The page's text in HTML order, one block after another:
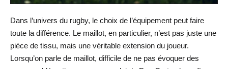
Dans l’univers du rugby, le choix de l’équipement peut faire
toute la différence. Le maillot, en particulier, n’est pas juste une
pièce de tissu, mais une véritable extension du joueur.
Lorsqu’on parle de maillot, difficile de ne pas évoquer des